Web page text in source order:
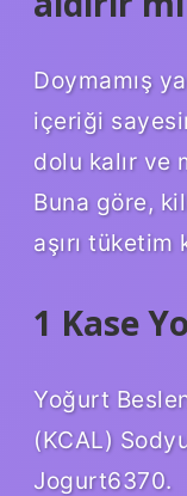
Doymamış
içeriği
dolu kalır ve
Buna göre,
aşırı tüketim
1 Kase
Yoğurt
(KCAL)
Jogurt6370.